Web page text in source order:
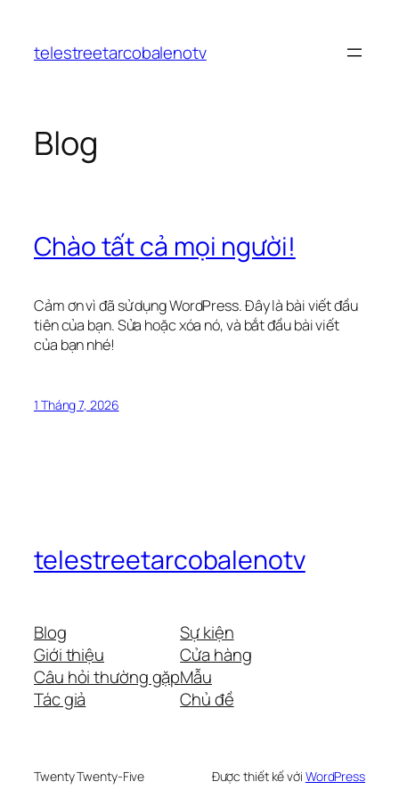
phầntelestreetarcobalenotv
Blog
Chào tất cả mọi người!
Cảm ơn vì đã sử dụng WordPress. Đây là bài viết đầu
tiên của bạn. Sửa hoặc xóa nó, và bắt đầu bài viết
của bạn nhé!
1 Tháng 7, 2026
telestreetarcobalenotv
Blog
Giới thiệu
Câu hỏi thường gặp
Tác giả
Sự kiện
Cửa hàng
Mẫu
Chủ đề
Twenty Twenty-Five Được thiết kế với WordPress